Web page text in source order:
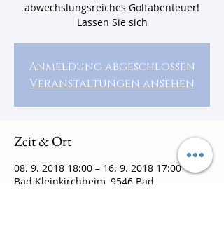
abwechslungsreiches Golfabenteuer!
Lassen Sie sich
Anmeldung abgeschlossen
Veranstaltungen ansehen
Zeit & Ort
08. 9. 2018 18:00 – 16. 9. 2018 17:00
Bad Kleinkirchheim, 9546 Bad